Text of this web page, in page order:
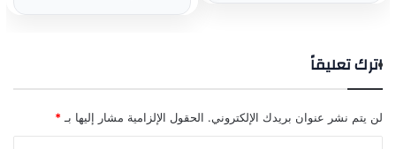
اترك تعليقاً
لن يتم نشر عنوان بريدك الإلكتروني. الحقول الإلزامية مشار إليها بـ *